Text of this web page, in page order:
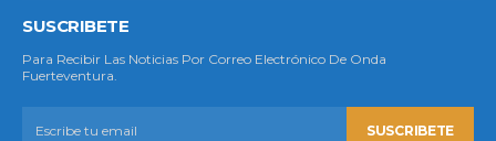
SUSCRIBETE
Para Recibir Las Noticias Por Correo Electrónico De Onda
Fuerteventura.
SUSCRIBETE